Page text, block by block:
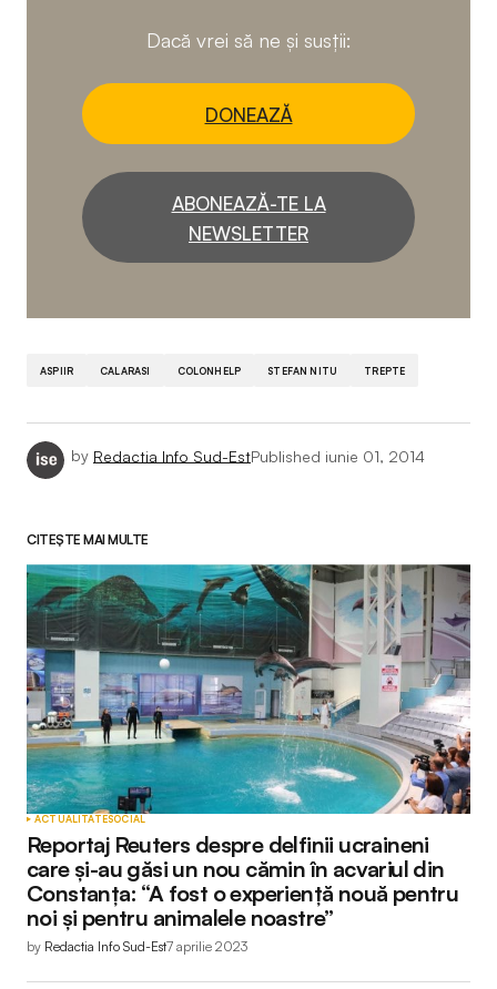
Dacă vrei să ne și susții:
DONEAZĂ
ABONEAZĂ-TE LA
NEWSLETTER
ASPIIR CALARASI COLONHELP STEFAN NITU TREPTE
by Redactia Info Sud-EstPublished iunie 01, 2014
CITEȘTE MAI MULTE
ACTUALITATESOCIAL
Reportaj Reuters despre delfinii ucraineni
care și-au găsi un nou cămin în acvariul din
Constanța: “A fost o experiență nouă pentru
noi și pentru animalele noastre”
by Redactia Info Sud-Est7 aprilie 2023